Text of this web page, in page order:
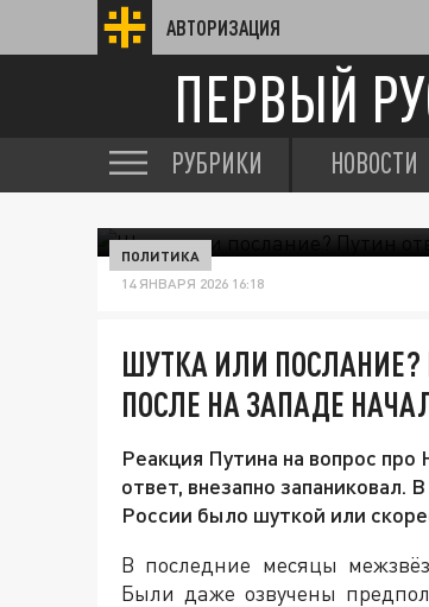
АВТОРИЗАЦИЯ
ПЕРВЫЙ
РУБРИКИ НОВОСТИ
ПОЛИТИКА
14 ЯНВАРЯ 2026 16:18
ШУТКА ИЛИ ПОСЛАНИЕ?
ПОСЛЕ НА ЗАПАДЕ
Реакция Путина на вопрос
ответ, внезапно запаниковал.
России было шуткой или
В последние месяцы
Были даже озвучены